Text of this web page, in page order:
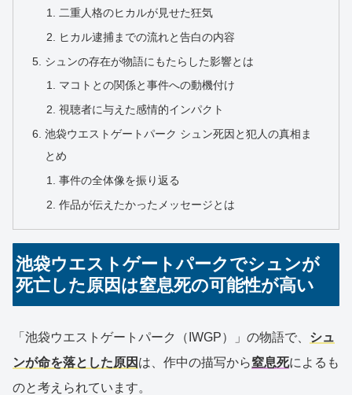
二重人格のヒカルが見せた狂気
ヒカル逮捕までの流れと告白の内容
シュンの存在が物語にもたらした影響とは
マコトとの関係と事件への動機付け
視聴者に与えた感情的インパクト
池袋ウエストゲートパーク シュン死因と犯人の真相ま
とめ
事件の全体像を振り返る
作品が伝えたかったメッセージとは
池袋ウエストゲートパークでシュンが
死亡した原因は窒息死の可能性が高い
「池袋ウエストゲートパーク（IWGP）」の物語で、 シュ
ンが命を落とした原因 は、作中の描写から窒息死によるも
のと考えられています。